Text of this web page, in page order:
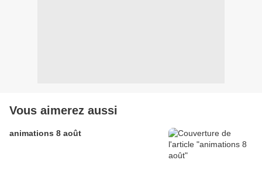
Vous aimerez aussi
animations 8 août